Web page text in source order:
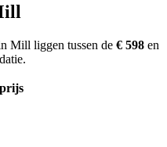
Mill liggen tussen de € 598 en